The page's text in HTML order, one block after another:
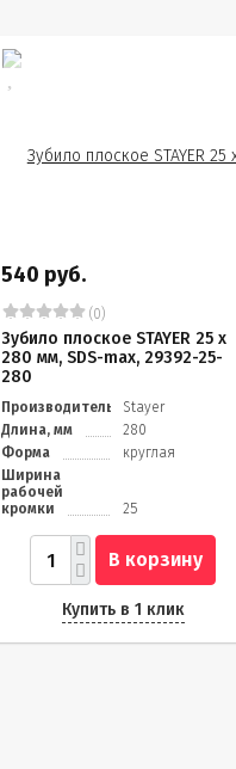
540 руб.
(0)
Зубило плоское STAYER 25 х
280 мм, SDS-max, 29392-25-
280
Производитель
Stayer
Длина, мм
280
Форма
круглая
Ширина
рабочей
кромки
25
В корзину
Купить в 1 клик